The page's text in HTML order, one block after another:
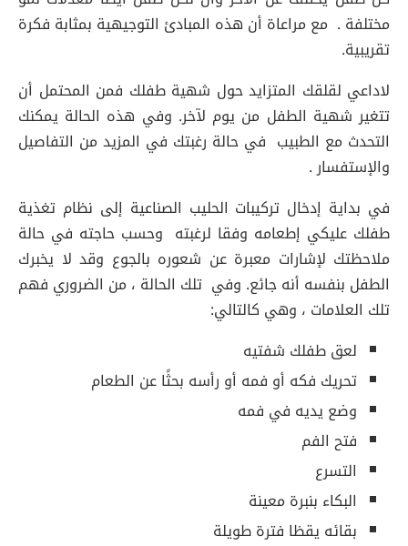
مختلفة . مع مراعاة أن هذه المبادئ التوجيهية بمثابة فكرة
تقريبية.
لاداعي لقلقك المتزايد حول شهية طفلك فمن المحتمل أن
تتغير شهية الطفل من يوم لآخر. وفي هذه الحالة يمكنك
التحدث مع الطبيب في حالة رغبتك في المزيد من التفاصيل
والإستفسار .
في بداية إدخال تركيبات الحليب الصناعية إلى نظام تغذية
طفلك عليكي إطعامه وفقا لرغبته وحسب حاجته في حالة
ملاحظتك لإشارات معبرة عن شعوره بالجوع وقد لا يخبرك
الطفل بنفسه أنه جائع. وفي تلك الحالة ، من الضروري فهم
تلك العلامات ، وهي كالتالي:
لعق طفلك شفتيه
تحريك فكه أو فمه أو رأسه بحثًا عن الطعام
وضع يديه في فمه
فتح الفم
التسرع
البكاء بنبرة معينة
بقائه يقظا فترة طويلة